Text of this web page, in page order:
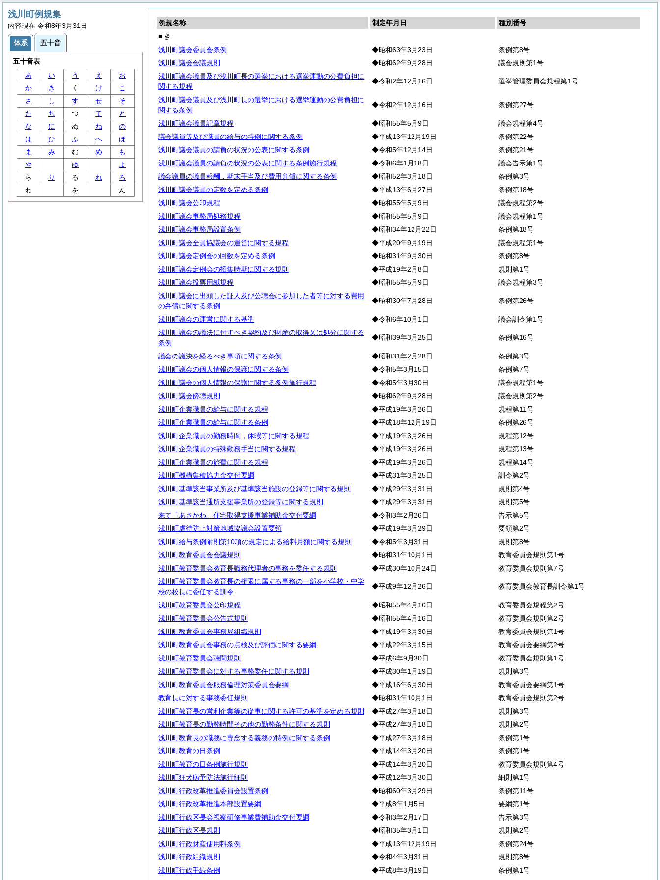
例規名称 制定年月日
種別番号
■ き
浅川町議会委員会条例
◆昭和63年3月23日
条例第8号
浅川町議会会議規則
◆昭和62年9月28日
議会規則第1号
浅川町議会議員及び浅川町長の選挙における選挙運動の公費負担に
関する規程
◆令和2年12月16日 選挙管理委員会規程第1号
浅川町議会議員及び浅川町長の選挙における選挙運動の公費負担に
関する条例
◆令和2年12月16日 条例第27号
浅川町議会議員記章規程 ◆昭和55年5月9日
議会規程第4号
議会議員等及び職員の給与の特例に関する条例
◆平成13年12月19日
条例第22号
浅川町議会議員の請負の状況の公表に関する条例
◆令和5年12月14日
条例第21号
浅川町議会議員の請負の状況の公表に関する条例施行規程
◆令和6年1月18日
議会告示第1号
議会議員の議員報酬，期末手当及び費用弁償に関する条例
◆昭和52年3月18日
条例第3号
浅川町議会議員の定数を定める条例
◆平成13年6月27日
条例第18号
浅川町議会公印規程
◆昭和55年5月9日
議会規程第2号
浅川町議会事務局処務規程
◆昭和55年5月9日
議会規程第1号
浅川町議会事務局設置条例
◆昭和34年12月22日
条例第18号
浅川町議会全員協議会の運営に関する規程
◆平成20年9月19日
議会規程第1号
浅川町議会定例会の回数を定める条例
◆昭和31年9月30日
条例第8号
浅川町議会定例会の招集時期に関する規則
◆平成19年2月8日
規則第1号
浅川町議会投票用紙規程
◆昭和55年5月9日
議会規程第3号
浅川町議会に出頭した証人及び公聴会に参加した者等に対する費用
の弁償に関する条例
◆昭和30年7月28日 条例第26号
浅川町議会の運営に関する基準 ◆令和6年10月1日
議会訓令第1号
浅川町議会の議決に付すべき契約及び財産の取得又は処分に関する
条例
◆昭和39年3月25日 条例第16号
議会の議決を経るべき事項に関する条例 ◆昭和31年2月28日
条例第3号
浅川町議会の個人情報の保護に関する条例
◆令和5年3月15日
条例第7号
浅川町議会の個人情報の保護に関する条例施行規程
◆令和5年3月30日
議会規程第1号
浅川町議会傍聴規則
◆昭和62年9月28日
議会規則第2号
浅川町企業職員の給与に関する規程
◆平成19年3月26日
規程第11号
浅川町企業職員の給与に関する条例
◆平成18年12月19日
条例第26号
浅川町企業職員の勤務時間，休暇等に関する規程
◆平成19年3月26日
規程第12号
浅川町企業職員の特殊勤務手当に関する規程
◆平成19年3月26日
規程第13号
浅川町企業職員の旅費に関する規程
◆平成19年3月26日
規程第14号
浅川町機構集積協力金交付要綱
◆平成31年3月25日
訓令第2号
浅川町基準該当事業所及び基準該当施設の登録等に関する規則
◆平成29年3月31日
規則第4号
浅川町基準該当通所支援事業所の登録等に関する規則
◆平成29年3月31日
規則第5号
来て「あさかわ」住宅取得支援事業補助金交付要綱
◆令和3年2月26日
告示第5号
浅川町虐待防止対策地域協議会設置要領
◆平成19年3月29日
要領第2号
浅川町給与条例附則第10項の規定による給料月額に関する規則
◆令和5年3月31日
規則第8号
浅川町教育委員会会議規則
◆昭和31年10月1日
教育委員会規則第1号
浅川町教育委員会教育長職務代理者の事務を委任する規則
◆平成30年10月24日
教育委員会規則第7号
浅川町教育委員会教育長の権限に属する事務の一部を小学校・中学
校の校長に委任する訓令
◆平成9年12月26日 教育委員会教育長訓令第1号
浅川町教育委員会公印規程 ◆昭和55年4月16日
教育委員会規程第2号
浅川町教育委員会公告式規則
◆昭和55年4月16日
教育委員会規則第2号
浅川町教育委員会事務局組織規則
◆平成19年3月30日
教育委員会規則第1号
浅川町教育委員会事務の点検及び評価に関する要綱
◆平成22年3月15日
教育委員会要綱第2号
浅川町教育委員会聴聞規則
◆平成6年9月30日
教育委員会規則第1号
浅川町教育委員会に対する事務委任に関する規則
◆平成30年1月19日
規則第3号
浅川町教育委員会服務倫理対策委員会要綱
◆平成16年6月30日
教育委員会要綱第1号
教育長に対する事務委任規則
◆昭和31年10月1日
教育委員会規則第2号
浅川町教育長の営利企業等の従事に関する許可の基準を定める規則
◆平成27年3月18日
規則第3号
浅川町教育長の勤務時間その他の勤務条件に関する規則
◆平成27年3月18日
規則第2号
浅川町教育長の職務に専念する義務の特例に関する条例
◆平成27年3月18日
条例第1号
浅川町教育の日条例
◆平成14年3月20日
条例第1号
浅川町教育の日条例施行規則
◆平成14年3月20日
教育委員会規則第4号
浅川町狂犬病予防法施行細則
◆平成12年3月30日
細則第1号
浅川町行政改革推進委員会設置条例
◆昭和60年3月29日
条例第11号
浅川町行政改革推進本部設置要綱
◆平成8年1月5日
要綱第1号
浅川町行政区長会視察研修事業費補助金交付要綱
◆令和3年2月17日
告示第3号
浅川町行政区長規則
◆昭和35年3月1日
規則第2号
浅川町行政財産使用料条例
◆平成13年12月19日
条例第24号
浅川町行政組織規則
◆令和4年3月31日
規則第8号
浅川町行政手続条例
◆平成8年3月19日
条例第1号
浅川町例規集
内容現在 令和8年3月31日
体系 五十音
五十音表
あ
い う え
お
か
き く け
こ
さ
し す せ
そ
た
ち つ て
と
な
に ぬ ね
の
は
ひ ふ へ
ほ
ま
み む め
も
や
ゆ
よ
ら
り る れ
ろ
わ
を ん